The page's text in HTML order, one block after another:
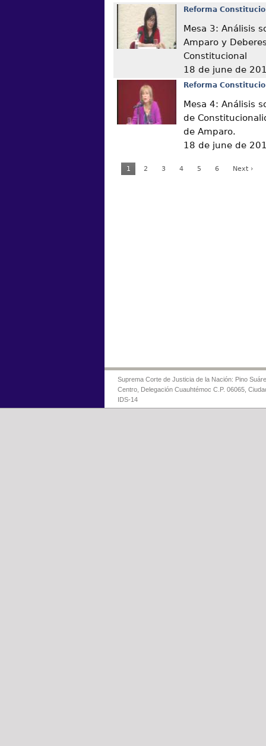
Reforma
Mesa 3: Análisis
Amparo y
Constitucional
18 de june de
Reforma
Mesa 4: Análisis
de
de Amparo.
18 de june de
1 2 3 4 5 6 Next ›
Suprema Corte de Justicia de la Nación: Pino
Centro, Delegación Cuauhtémoc C.P. 06065,
IDS-14